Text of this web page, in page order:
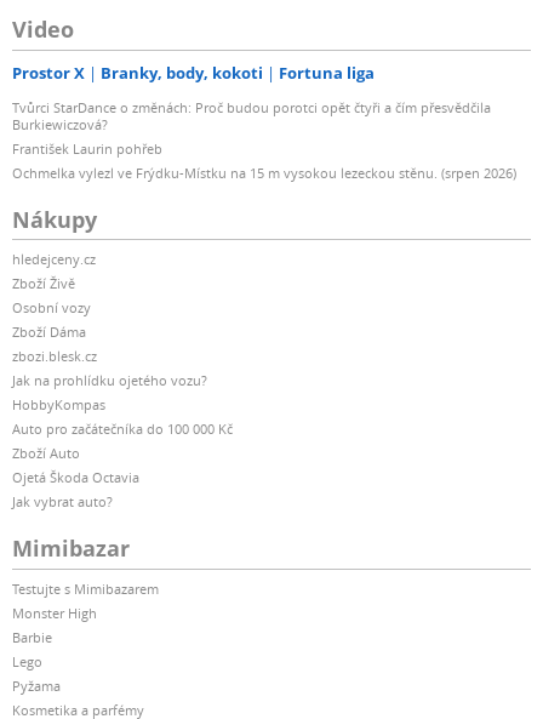
Video
Prostor X Branky, body, kokoti Fortuna liga
Tvůrci StarDance o změnách: Proč budou porotci opět čtyři a čím přesvědčila
Burkiewiczová?
František Laurin pohřeb
Ochmelka vylezl ve Frýdku-Místku na 15 m vysokou lezeckou stěnu. (srpen 2026)
Nákupy
hledejceny.cz
Zboží Živě
Osobní vozy
Zboží Dáma
zbozi.blesk.cz
Jak na prohlídku ojetého vozu?
HobbyKompas
Auto pro začátečníka do 100 000 Kč
Zboží Auto
Ojetá Škoda Octavia
Jak vybrat auto?
Mimibazar
Testujte s Mimibazarem
Monster High
Barbie
Lego
Pyžama
Kosmetika a parfémy